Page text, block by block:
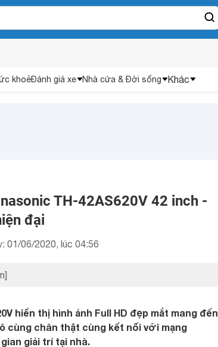
khoẻĐánh giá xe Nhà cửa & Đời sống Khác
TH-42AS620V 42 inch -
đại
01/06/2020, lúc 04:56
hiển thị hình ảnh Full HD đẹp mắt mang đến
cùng chân thật cùng kết nối với mạng
giải trí tại nhà.